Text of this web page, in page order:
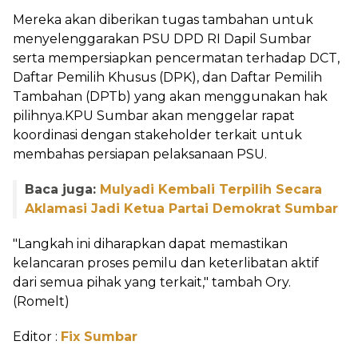
Mereka akan diberikan tugas tambahan untuk
menyelenggarakan PSU DPD RI Dapil Sumbar
serta mempersiapkan pencermatan terhadap DCT,
Daftar Pemilih Khusus (DPK), dan Daftar Pemilih
Tambahan (DPTb) yang akan menggunakan hak
pilihnya.KPU Sumbar akan menggelar rapat
koordinasi dengan stakeholder terkait untuk
membahas persiapan pelaksanaan PSU.
Baca juga: Mulyadi Kembali Terpilih Secara
Aklamasi Jadi Ketua Partai Demokrat Sumbar
"Langkah ini diharapkan dapat memastikan
kelancaran proses pemilu dan keterlibatan aktif
dari semua pihak yang terkait," tambah Ory.
(Romelt)
Editor : Fix Sumbar